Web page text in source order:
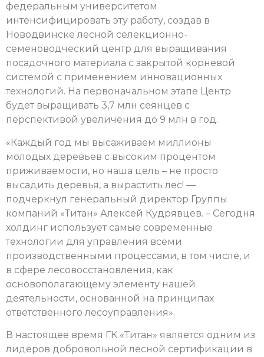
федеральным университетом
интенсифицировать эту работу, создав в
Новодвинске лесной селекционно-
семеноводческий центр для выращивания
посадочного материала с закрытой корневой
системой с применением инновационных
технологий. На первоначальном этапе Центр
будет выращивать 3,7 млн сеянцев с
перспективой увеличения до 9 млн в год.
«Каждый год мы высаживаем миллионы
молодых деревьев с высоким процентом
приживаемости, но наша цель – не просто
высадить деревья, а вырастить лес! —
подчеркнул генеральный директор Группы
компаний «Титан» Алексей Кудрявцев. – Сегодня
холдинг использует самые современные
технологии для управления всеми
производственными процессами, в том числе, и
в сфере лесовосстановления, как
основополагающему элементу нашей
деятельности, основанной на принципах
ответственного лесоуправления».
В настоящее время ГК «Титан» является одним из
лидеров добровольной лесной сертификации в